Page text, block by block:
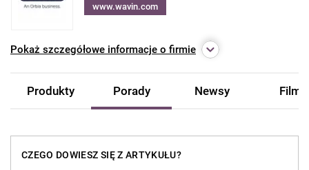
www.wavin.com
Pokaż szczegółowe informacje o firmie
Produkty Porady Newsy Filmy
CZEGO DOWIESZ SIĘ Z ARTYKUŁU?